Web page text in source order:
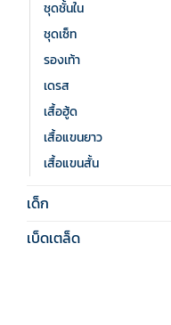
ชุดชั้นใน
ชุดเซ็ท
รองเท้า
เดรส
เสื้อฮู้ด
เสื้อแขนยาว
เสื้อแขนสั้น
เด็ก
เบ็ดเตล็ด